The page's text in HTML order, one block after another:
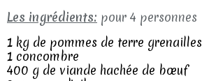
Les ingrédients: pour 4 personnes
1 kg de pommes de terre grenailles
1 concombre
400 g de viande hachée de bœuf